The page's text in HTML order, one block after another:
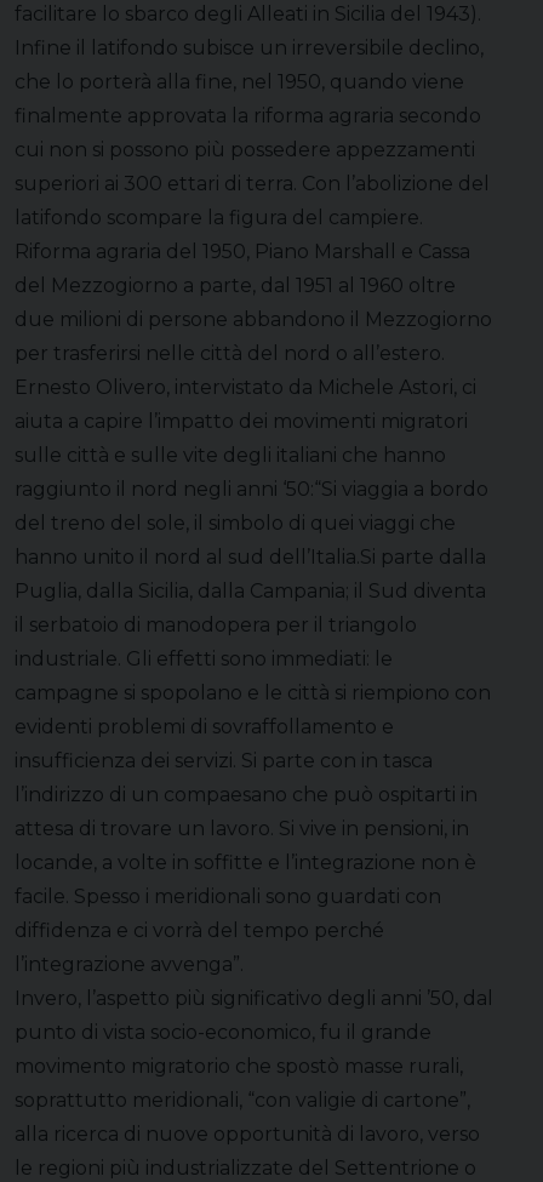
facilitare lo sbarco degli Alleati in Sicilia del 1943).
Infine il latifondo subisce un irreversibile declino,
che lo porterà alla fine, nel 1950, quando viene
finalmente approvata la riforma agraria secondo
cui non si possono più possedere appezzamenti
superiori ai 300 ettari di terra. Con l’abolizione del
latifondo scompare la figura del campiere.
Riforma agraria del 1950, Piano Marshall e Cassa
del Mezzogiorno a parte, dal 1951 al 1960 oltre
due milioni di persone abbandono il Mezzogiorno
per trasferirsi nelle città del nord o all’estero.
Ernesto Olivero, intervistato da Michele Astori, ci
aiuta a capire l’impatto dei movimenti migratori
sulle città e sulle vite degli italiani che hanno
raggiunto il nord negli anni ‘50:“Si viaggia a bordo
del treno del sole, il simbolo di quei viaggi che
hanno unito il nord al sud dell’Italia.Si parte dalla
Puglia, dalla Sicilia, dalla Campania; il Sud diventa
il serbatoio di manodopera per il triangolo
industriale. Gli effetti sono immediati: le
campagne si spopolano e le città si riempiono con
evidenti problemi di sovraffollamento e
insufficienza dei servizi. Si parte con in tasca
l’indirizzo di un compaesano che può ospitarti in
attesa di trovare un lavoro. Si vive in pensioni, in
locande, a volte in soffitte e l’integrazione non è
facile. Spesso i meridionali sono guardati con
diffidenza e ci vorrà del tempo perché
l’integrazione avvenga”.
Invero, l’aspetto più significativo degli anni ’50, dal
punto di vista socio-economico, fu il grande
movimento migratorio che spostò masse rurali,
soprattutto meridionali, “con valigie di cartone”,
alla ricerca di nuove opportunità di lavoro, verso
le regioni più industrializzate del Settentrione o